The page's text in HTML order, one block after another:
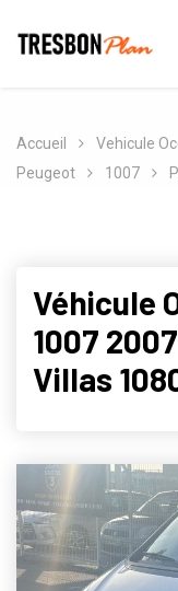
Accueil Vehicule
Peugeot
1007
Véhicule
1007
Villas